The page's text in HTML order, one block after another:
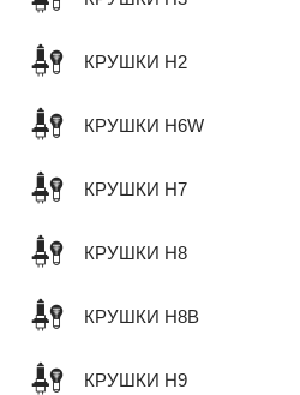
КРУШКИ H2
КРУШКИ H6W
КРУШКИ H7
КРУШКИ H8
КРУШКИ H8B
КРУШКИ H9